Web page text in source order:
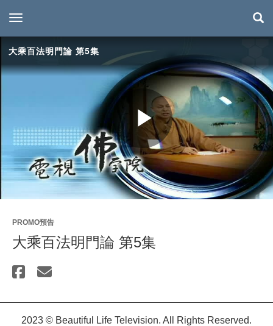
toggle navigation
大乘百法明門論 第5集
Play
Video
PROMO預告
大乘百法明門論 第5集
2023 © Beautiful Life Television. All Rights Reserved.